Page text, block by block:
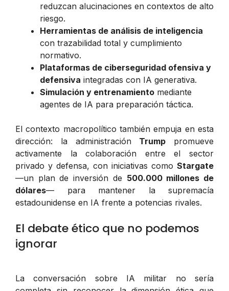
reduzcan alucinaciones en contextos de alto
riesgo.
Herramientas de análisis de inteligencia
con trazabilidad total y cumplimiento
normativo.
Plataformas de ciberseguridad ofensiva y
defensiva integradas con IA generativa.
Simulación y entrenamiento mediante
agentes de IA para preparación táctica.
El contexto macropolítico también empuja en esta
dirección: la administración Trump promueve
activamente la colaboración entre el sector
privado y defensa, con iniciativas como Stargate
—un plan de inversión de 500.000 millones de
dólares— para mantener la supremacía
estadounidense en IA frente a potencias rivales.
El debate ético que no podemos
ignorar
La conversación sobre IA militar no sería